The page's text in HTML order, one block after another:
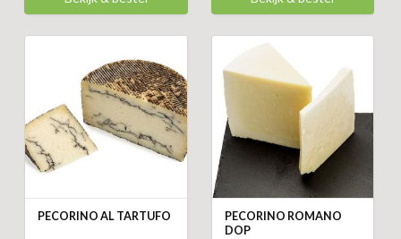
PECORINO AL TARTUFO
PECORINO ROMANO
DOP